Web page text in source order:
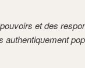
et des
authentiquement